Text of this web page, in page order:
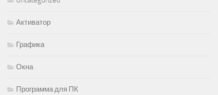
Активатор
Графика
Окна
Программа для ПК